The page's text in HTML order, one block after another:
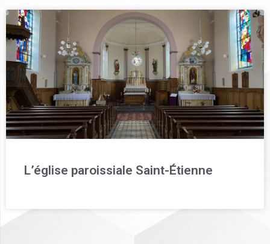
L’église paroissiale Saint-Étienne